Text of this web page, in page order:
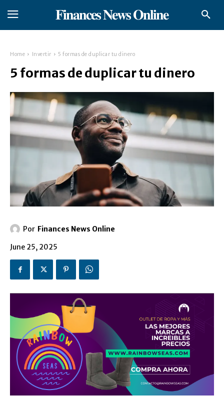
𝐅𝐢𝐧𝐚𝐧𝐜𝐞𝐬 𝐍𝐞𝐰𝐬 𝐎𝐧𝐥𝐢𝐧𝐞
Home Invertir 5 formas de duplicar tu dinero
5 formas de duplicar tu dinero
Por Finances News Online
June 25, 2025